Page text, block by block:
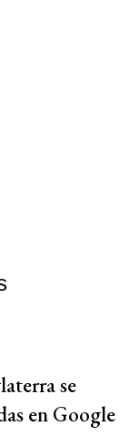
se
en Google